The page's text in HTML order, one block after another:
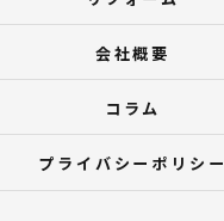
会社概要
コラム
プライバシーポリシー